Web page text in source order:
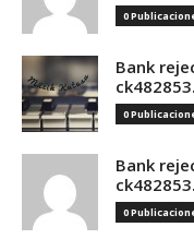
0
Bank
0
Bank
0